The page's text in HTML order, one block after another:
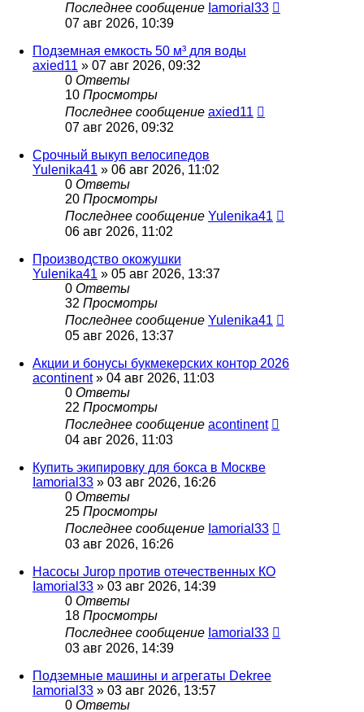
Последнее сообщение Iamorial33
07 авг 2026, 10:39
Подземная емкость 50 м³ для воды
axied11 » 07 авг 2026, 09:32
0 Ответы
10 Просмотры
Последнее сообщение axied11
07 авг 2026, 09:32
Срочный выкуп велосипедов
Yulenika41 » 06 авг 2026, 11:02
0 Ответы
20 Просмотры
Последнее сообщение Yulenika41
06 авг 2026, 11:02
Производство окожушки
Yulenika41 » 05 авг 2026, 13:37
0 Ответы
32 Просмотры
Последнее сообщение Yulenika41
05 авг 2026, 13:37
Акции и бонусы букмекерских контор 2026
acontinent» 04 авг 2026, 11:03
0 Ответы
22 Просмотры
Последнее сообщение acontinent
04 авг 2026, 11:03
Купить экипировку для бокса в Москве
Iamorial33 » 03 авг 2026, 16:26
0 Ответы
25 Просмотры
Последнее сообщение Iamorial33
03 авг 2026, 16:26
Насосы Jurop против отечественных КО
Iamorial33 » 03 авг 2026, 14:39
0 Ответы
18 Просмотры
Последнее сообщение Iamorial33
03 авг 2026, 14:39
Подземные машины и агрегаты Dekree
Iamorial33 » 03 авг 2026, 13:57
0 Ответы